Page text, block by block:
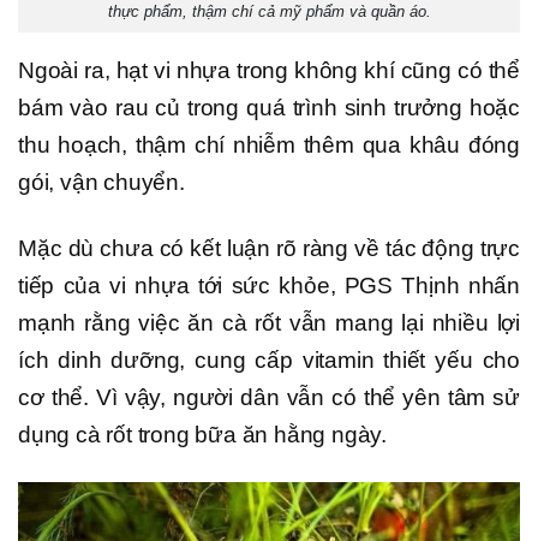
thực phẩm, thậm chí cả mỹ phẩm và quần áo.
Ngoài ra, hạt vi nhựa trong không khí cũng có thể
bám vào rau củ trong quá trình sinh trưởng hoặc
thu hoạch, thậm chí nhiễm thêm qua khâu đóng
gói, vận chuyển.
Mặc dù chưa có kết luận rõ ràng về tác động trực
tiếp của vi nhựa tới sức khỏe, PGS Thịnh nhấn
mạnh rằng việc ăn cà rốt vẫn mang lại nhiều lợi
ích dinh dưỡng, cung cấp vitamin thiết yếu cho
cơ thể. Vì vậy, người dân vẫn có thể yên tâm sử
dụng cà rốt trong bữa ăn hằng ngày.